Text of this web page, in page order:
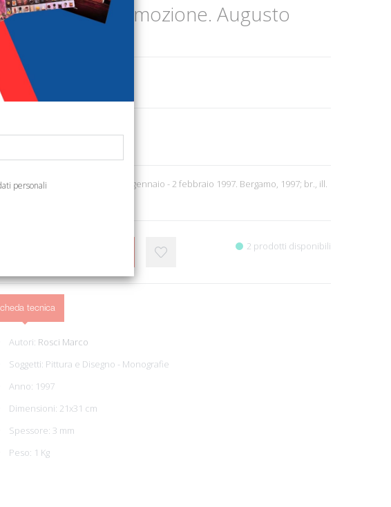
materia dell' emozione. Augusto
12,91
Galleria d' Arte Charta, 11 gennaio - 2 febbraio 1997. Bergamo, 1997; br., ill.
2 prodotti disponibili
tecnica
Autori: Rosci Marco
Soggetti: Pittura e Disegno - Monografie
Anno: 1997
Dimensioni: 21x31 cm
Spessore: 3 mm
Peso: 1 Kg
personali